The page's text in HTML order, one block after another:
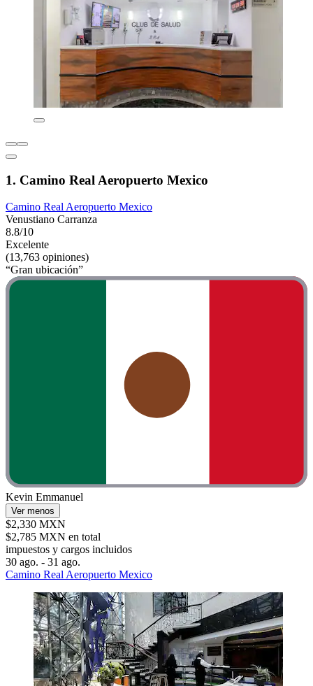
1. Camino Real Aeropuerto Mexico
Camino Real Aeropuerto Mexico
Venustiano Carranza
8.8/10
Excelente
(13,763 opiniones)
“Gran ubicación”
Kevin Emmanuel
Ver menos
$2,330 MXN
$2,785 MXN en total
impuestos y cargos incluidos
30 ago. - 31 ago.
Camino Real Aeropuerto Mexico